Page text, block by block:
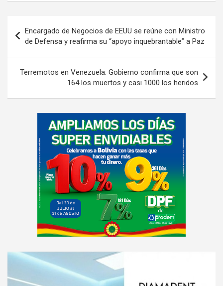
de
entradas
Encargado de Negocios de EEUU se reúne con Ministro
de Defensa y reafirma su “apoyo inquebrantable” a Paz
Terremotos en Venezuela: Gobierno confirma que son
164 los muertos y casi 1000 los heridos
e
A